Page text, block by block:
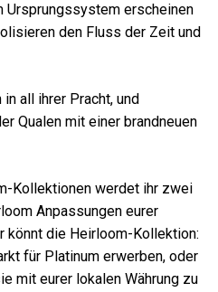
Ursprungssystem erscheinen
den Fluss der Zeit und
all ihrer Pracht, und
Qualen mit einer brandneuen
Kollektionen werdet ihr zwei
Anpassungen eurer
könnt die Heirloom-Kollektion:
für Platinum erwerben, oder
mit eurer lokalen Währung zu